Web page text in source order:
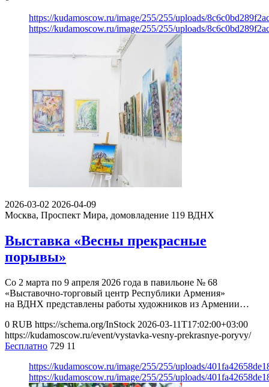
https://kudamoscow.ru/image/255/255/uploads/
https://kudamoscow.ru/image/255/255/uploads/
2026-03-02 2026-04-09
Москва, Проспект Мира, домовладение 119 ВДНХ
Выставка «Весны прекрасные
порывы»
Со 2 марта по 9 апреля 2026 года в павильоне № 68
«Выставочно-торговый центр Республики Армения»
на ВДНХ представлены работы художников из Армении…
0 RUB https://schema.org/InStock 2026-03-11T17:02:00+03:00
https://kudamoscow.ru/event/vystavka-vesny-prekrasnye-poryvy/
Бесплатно 729 11
https://kudamoscow.ru/image/255/255/uploads/
https://kudamoscow.ru/image/255/255/uploads/